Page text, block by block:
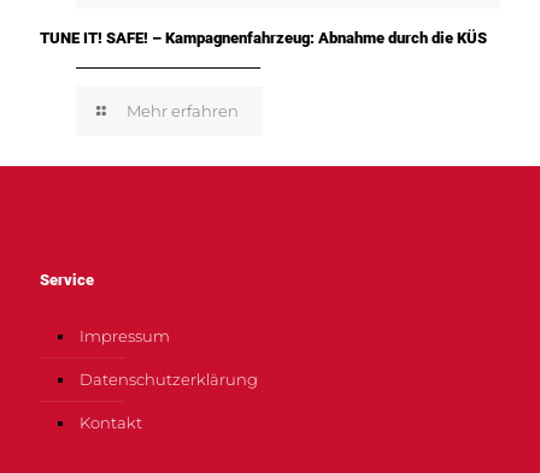
TUNE IT! SAFE! – Kampagnenfahrzeug: Abnahme durch die KÜS
Mehr erfahren
Service
Impressum
Datenschutzerklärung
Kontakt